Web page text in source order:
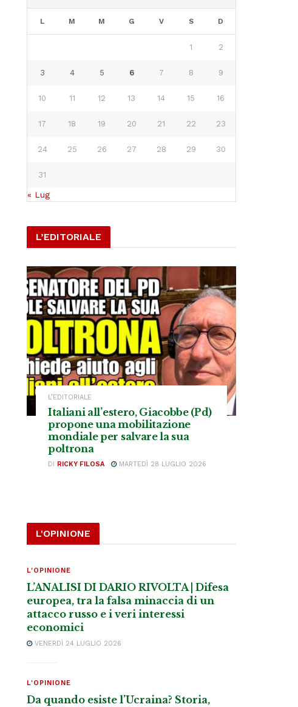
L M M G V S D
1 2
3 4 5 6 7 8 9
10 11 12 13 14 15 16
17 18 19 20 21 22 23
24 25 26 27 28 29 30
31
« Lug
L’EDITORIALE
L’EDITORIALE
Italiani all’estero, Giacobbe (Pd)
propone una mobilitazione
mondiale per salvare la sua
poltrona
DI RICKY FILOSA MARTEDÌ 28 LUGLIO 2026
L'OPINIONE
L'OPINIONE
L’ANALISI DI DARIO RIVOLTA | Difesa
europea, tra la falsa minaccia di un
attacco russo e i veri interessi
economici
VENERDÌ 24 LUGLIO 2026
L'OPINIONE
Da quando esiste l’Ucraina? Storia,